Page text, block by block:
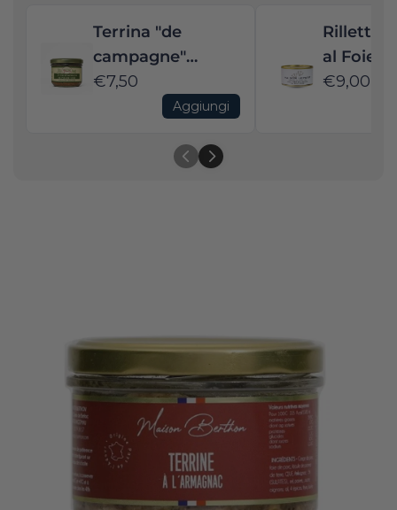
Terrina "de
campagne"
artigianale al
pepe verde
€7,50
Aggiungi
Rillettes
al Foie
€9,00